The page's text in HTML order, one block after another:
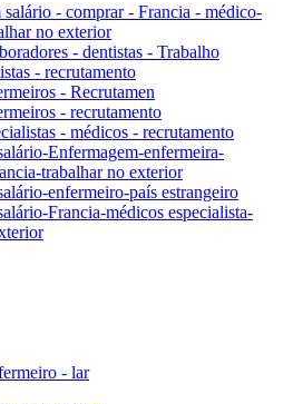
- comprar - Francia - médico-
no exterior
- dentistas - Trabalho
- recrutamento
- Recrutamen
- recrutamento
- médicos - recrutamento
Enfermagem-enfermeira-
trabalhar no exterior
enfermeiro-país estrangeiro
Francia-médicos especialista-
- lar